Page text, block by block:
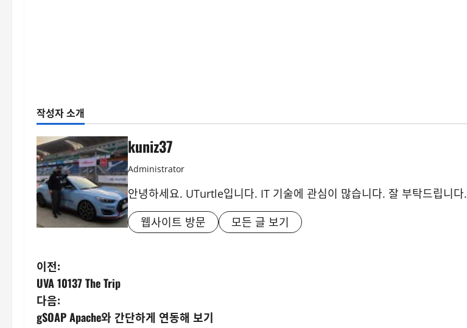
작성자 소개
kuniz37
Administrator
안녕하세요. UTurtle입니다. IT 기술에 관심이 많습니다. 잘 부탁드립니다.
웹사이트 방문
모든 글 보기
게
시
물
이전:
UVA 10137 The Trip
다음:
gSOAP Apache와 간단하게 연동해 보기